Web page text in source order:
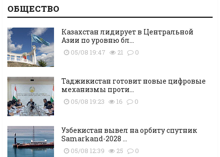
ОБЩЕСТВО
Казахстан лидирует в Центральной
Азии по уровню бл...
05/08 19:47 21 0
Таджикистан готовит новые цифровые
механизмы проти...
05/08 19:23 16 0
Узбекистан вывел на орбиту спутник
Samarkand-2028 ...
05/08 12:39 25 0